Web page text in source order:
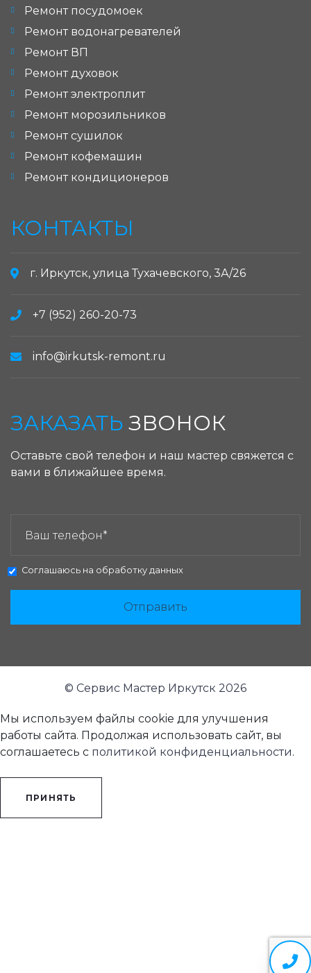
Ремонт посудомоек
Ремонт водонагревателей
Ремонт ВП
Ремонт духовок
Ремонт электроплит
Ремонт морозильников
Ремонт сушилок
Ремонт кофемашин
Ремонт кондиционеров
КОНТАКТЫ
г. Иркутск, улица Тухачевского, 3А/26
+7 (952) 260-20-73
info@irkutsk-remont.ru
ЗАКАЗАТЬ ЗВОНОК
Оставьте свой телефон и наш мастер свяжется с
вами в ближайшее время.
Соглашаюсь на обработку данных
Отправить
© Сервис Мастер Иркутск 2026
Мы используем файлы cookie для улучшения
работы сайта. Продолжая использовать сайт, вы
соглашаетесь с политикой конфиденциальности.
ПРИНЯТЬ